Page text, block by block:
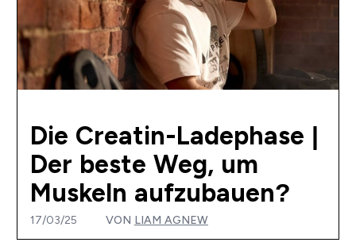
Die Creatin-Ladephase |
Der beste Weg, um
Muskeln aufzubauen?
17/03/25 VON LIAM AGNEW